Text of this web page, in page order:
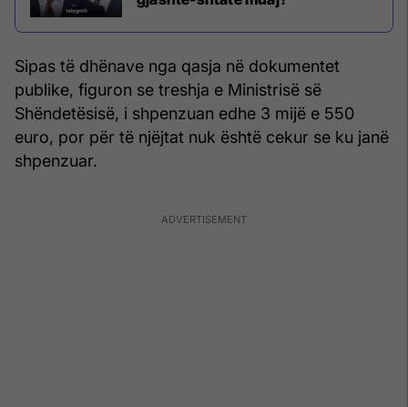
Sipas të dhënave nga qasja në dokumentet
publike, figuron se treshja e Ministrisë së
Shëndetësisë, i shpenzuan edhe 3 mijë e 550
euro, por për të njëjtat nuk është cekur se ku janë
shpenzuar.